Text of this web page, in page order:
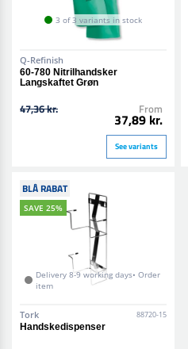
3 of 3 variants in stock
Q-Refinish
60-780 Nitrilhandsker
Langskaftet Grøn
47,36 kr. From
37,89 kr.
See variants
BLÅ RABAT
SAVE 25%
Delivery 8-9 working days• Order
item
Tork 88720-15
Handskedispenser